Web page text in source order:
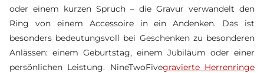
oder einem kurzen Spruch – die Gravur verwandelt den
Ring von einem Accessoire in ein Andenken. Das ist
besonders bedeutungsvoll bei Geschenken zu besonderen
Anlässen: einem Geburtstag, einem Jubiläum oder einer
persönlichen Leistung. NineTwoFivegravierte Herrenringe